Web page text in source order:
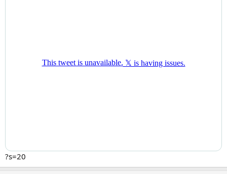
?s=20